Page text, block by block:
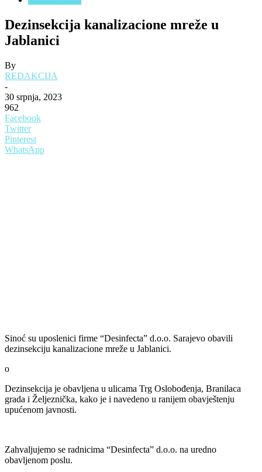
Dezinsekcija kanalizacione mreže u
Jablanici
By
REDAKCIJA
-
30 srpnja, 2023
962
Facebook
Twitter
Pinterest
WhatsApp
Sinoć su uposlenici firme “Desinfecta” d.o.o. Sarajevo obavili
dezinsekciju kanalizacione mreže u Jablanici.
o
Dezinsekcija je obavljena u ulicama Trg Oslobođenja, Branilaca
grada i Željeznička, kako je i navedeno u ranijem obavještenju
upućenom javnosti.
Zahvaljujemo se radnicima “Desinfecta” d.o.o. na uredno
obavljenom poslu.